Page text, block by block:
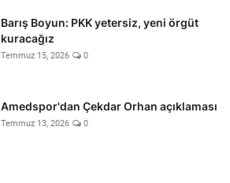
Barış Boyun: PKK yetersiz, yeni örgüt
kuracağız
Temmuz 15, 2026 0
Amedspor'dan Çekdar Orhan açıklaması
Temmuz 13, 2026 0